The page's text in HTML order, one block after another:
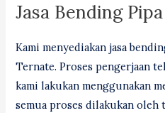
Jasa Bending
Kami menyediakan jasa
Ternate. Proses pengerjaan
kami lakukan menggunakan
semua proses dilakukan oleh